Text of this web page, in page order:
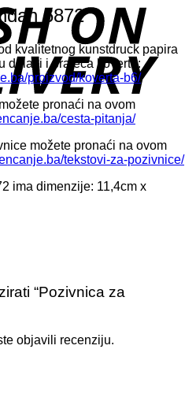
6872
kvalitetnog kunstdruck papira
dolazi i prateća koverta:
proizvod/koverta-b6/
možete pronaći na ovom
cesta-pitanja/
možete pronaći na ovom
tekstovi-za-pozivnice/
ima dimenzije: 11,4cm x
“Pozivnica za
objavili recenziju.